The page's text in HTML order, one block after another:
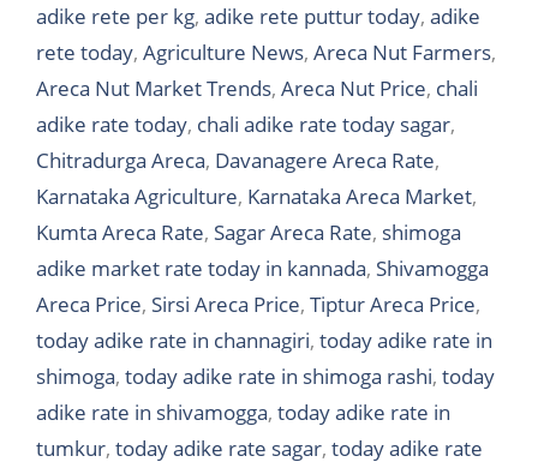
adike rete per kg, adike rete puttur today, adike
rete today, Agriculture News, Areca Nut Farmers,
Areca Nut Market Trends, Areca Nut Price, chali
adike rate today, chali adike rate today sagar,
Chitradurga Areca, Davanagere Areca Rate,
Karnataka Agriculture, Karnataka Areca Market,
Kumta Areca Rate, Sagar Areca Rate, shimoga
adike market rate today in kannada, Shivamogga
Areca Price, Sirsi Areca Price, Tiptur Areca Price,
today adike rate in channagiri, today adike rate in
shimoga, today adike rate in shimoga rashi, today
adike rate in shivamogga, today adike rate in
tumkur, today adike rate sagar, today adike rate